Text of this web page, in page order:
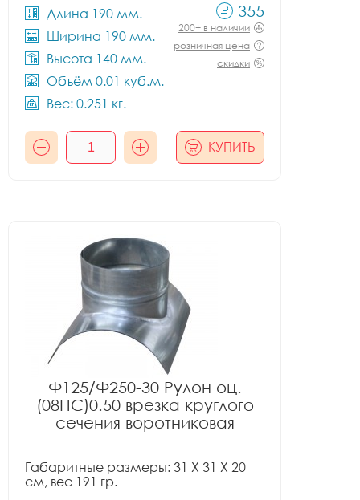
Длина 190 мм.
Ширина 190 мм.
Высота 140 мм.
Объём 0.01 куб.м.
Вес: 0.251 кг.
355
200+ в наличии
розничная цена
скидки
КУПИТЬ
Ф125/Ф250-30 Рулон оц.
(08ПС)0.50 врезка круглого
сечения воротниковая
Габаритные размеры: 31 X 31 X 20
см, вес 191 гр.